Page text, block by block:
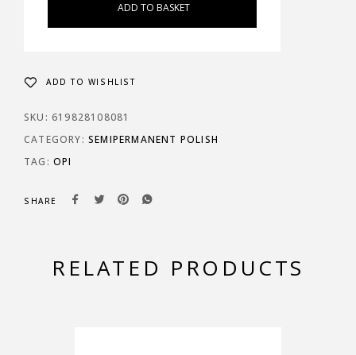
ADD TO BASKET
ADD TO WISHLIST
SKU: 619828108081
CATEGORY: SEMIPERMANENT POLISH
TAG: OPI
SHARE
RELATED PRODUCTS